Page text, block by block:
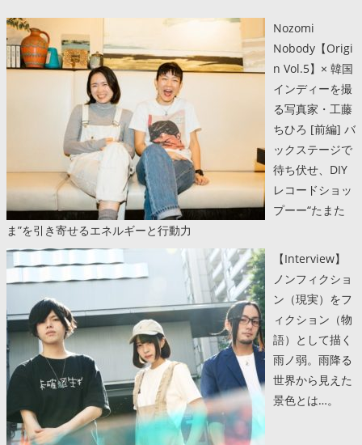
Nozomi
Nobody【Origi
n Vol.5】× 韓国
インディーを撮
る写真家・工藤
ちひろ [前編] バ
ックステージで
待ち伏せ、DIY
レコードショッ
プーー“たまた
ま”を引き寄せるエネルギーと行動力
【Interview】
ノンフィクショ
ン（現実）をフ
ィクション（物
語）として描く
雨ノ弱。雨降る
世界から見えた
景色とは…。